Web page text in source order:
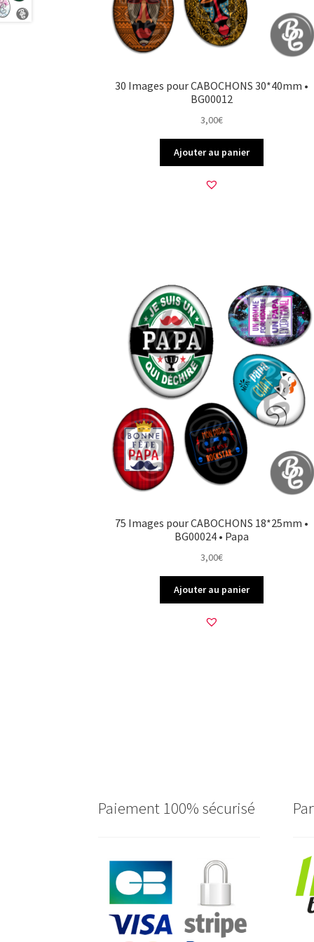
30 Images pour CABOCHONS 30*40mm •
BG00012
3,00€
Ajouter au panier
75 Images pour CABOCHONS 18*25mm •
BG00024 • Papa
3,00€
Ajouter au panier
Paiement 100% sécurisé